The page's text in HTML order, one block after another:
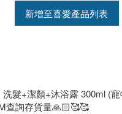
新增至喜愛產品列表
髮+潔顏+沐浴露 300ml (
查詢存貨量🙏🏻🥰🥰